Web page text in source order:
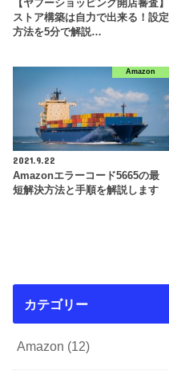
【ヤフーショッピング開店審査】
ストア構築は自力で出来る！設定
方法を5分で解説…
Amazon
2021.9.22
Amazonエラーコード5665の最
短解決方法と手順を解説します
カテゴリー
Amazon (12)